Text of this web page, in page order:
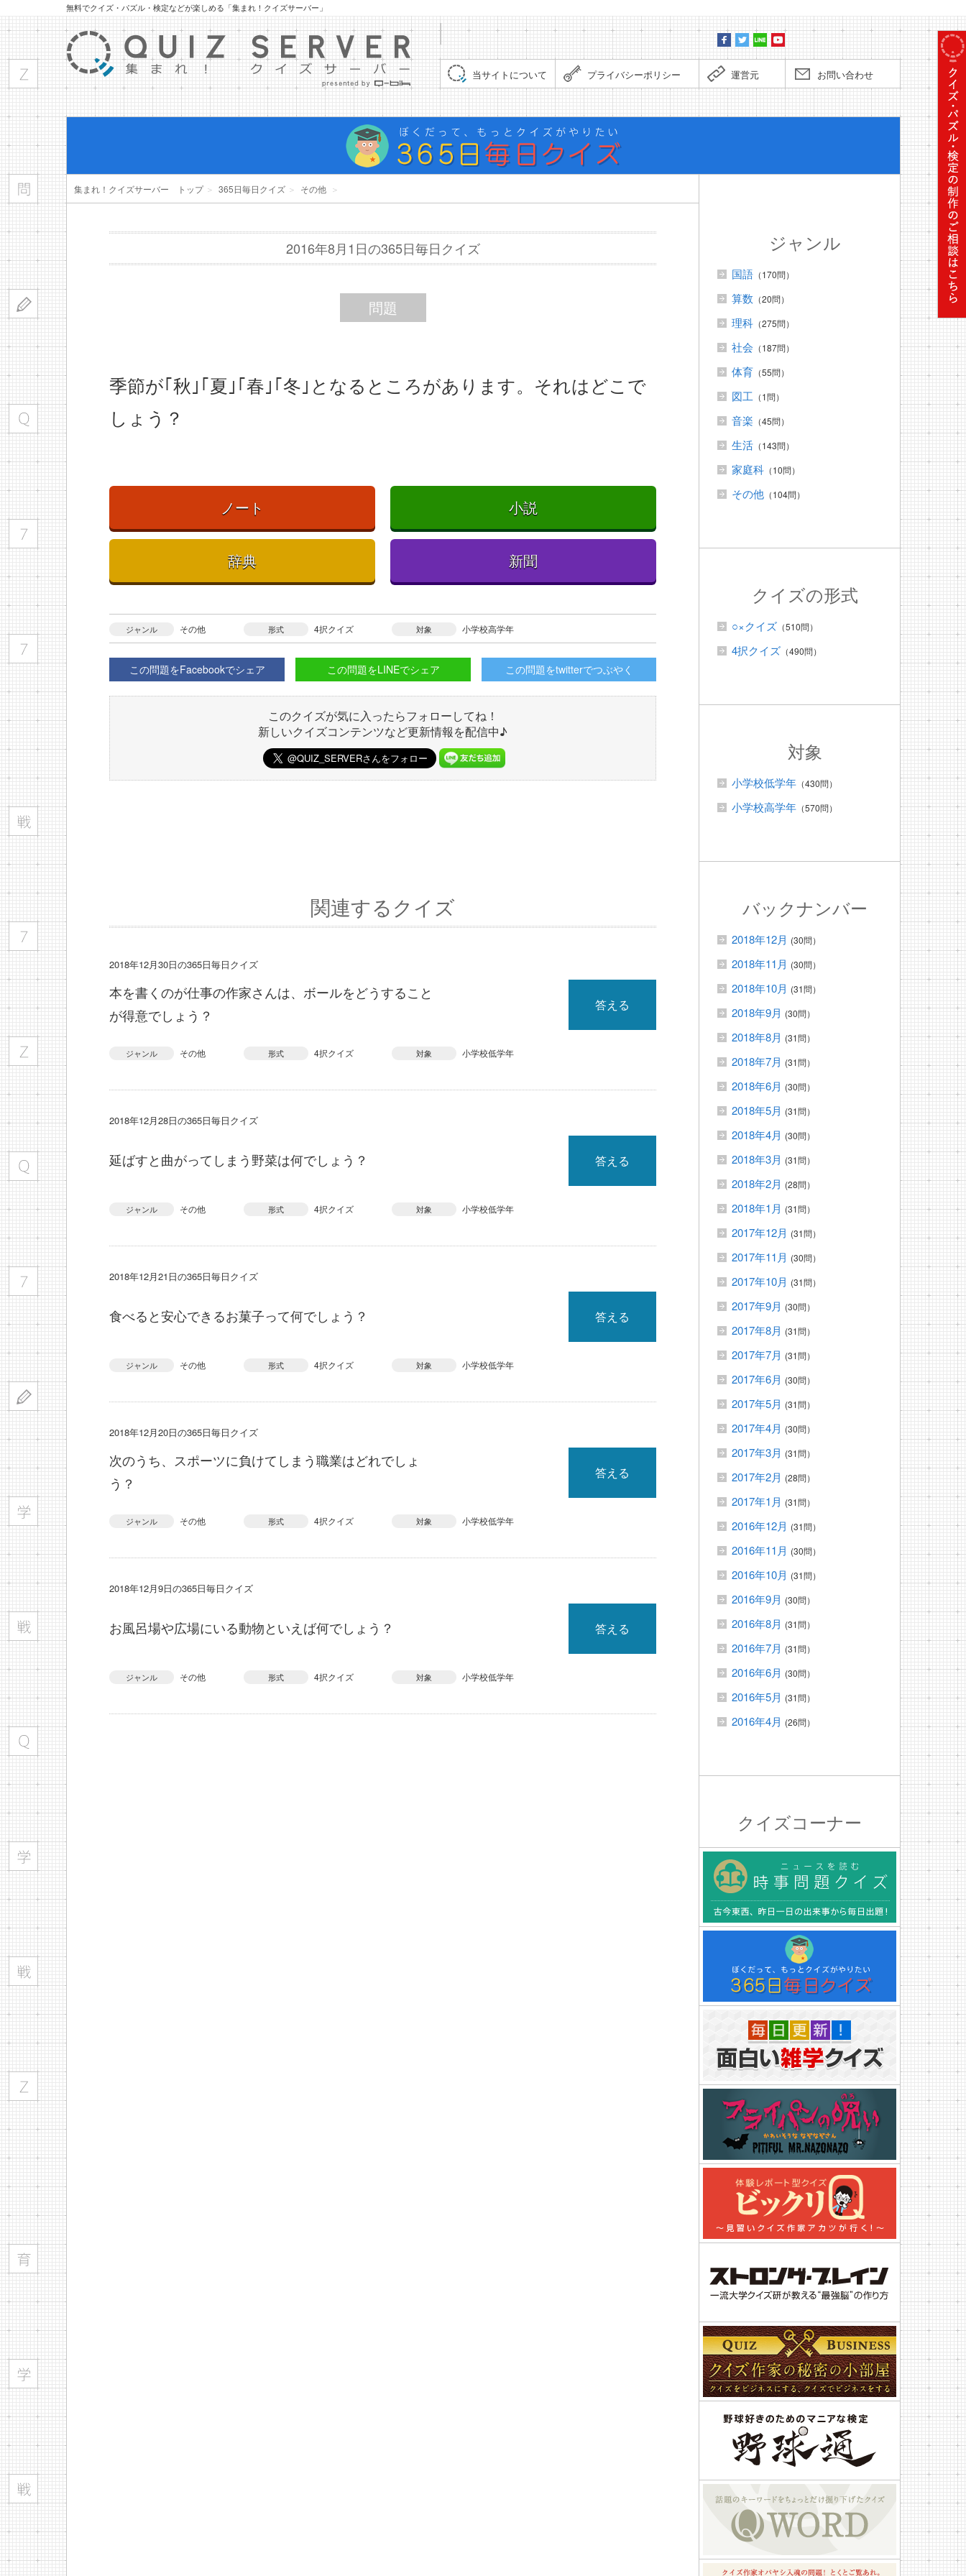
無料でクイズ・パズル・検定などが楽しめる「集まれ！クイズサーバー」
当サイトについて プライバシーポリシー 運営元 お問い合わせ
ぼくだ
集まれ！クイズサーバー トップ＞ 365日毎日クイズ ＞ その他 ＞
2016年8月1日の365日毎日クイズ
問題
季節が｢秋｣｢夏｣｢春｣｢冬｣となるところがあります。それはどこで
しょう？
ノート 小説
辞典 新聞
ジャンル その他 形式 4択クイズ 対象 小学校高学年
この問題をFacebookでシェア この問題をLINEでシェア この問題をtwitterでつぶやく
このクイズが気に入ったらフォローしてね！
新しいクイズコンテンツなど更新情報を配信中♪
関連するクイズ
2018年12月30日の365日毎日クイズ
本を書くのが仕事の作家さんは、ボールをどうすること
が得意でしょう？
答える
ジャンル その他 形式 4択クイズ 対象 小学校低学年
2018年12月28日の365日毎日クイズ
延ばすと曲がってしまう野菜は何でしょう？ 答える
ジャンル その他 形式 4択クイズ 対象 小学校低学年
2018年12月21日の365日毎日クイズ
食べると安心できるお菓子って何でしょう？ 答える
ジャンル その他 形式 4択クイズ 対象 小学校低学年
2018年12月20日の365日毎日クイズ
次のうち、スポーツに負けてしまう職業はどれでしょ
う？
答える
ジャンル その他 形式 4択クイズ 対象 小学校低学年
2018年12月9日の365日毎日クイズ
お風呂場や広場にいる動物といえば何でしょう？ 答える
ジャンル その他 形式 4択クイズ 対象 小学校低学年
ジャンル
国語 （170問）
算数 （20問）
理科 （275問）
社会 （187問）
体育 （55問）
図工 （1問）
音楽 （45問）
生活 （143問）
家庭科 （10問）
その他 （104問）
クイズの形式
○×クイズ （510問）
4択クイズ （490問）
対象
小学校低学年 （430問）
小学校高学年 （570問）
バックナンバー
2018年12月 (30問）
2018年11月 (30問）
2018年10月 (31問）
2018年9月 (30問）
2018年8月 (31問）
2018年7月 (31問）
2018年6月 (30問）
2018年5月 (31問）
2018年4月 (30問）
2018年3月 (31問）
2018年2月 (28問）
2018年1月 (31問）
2017年12月 (31問）
2017年11月 (30問）
2017年10月 (31問）
2017年9月 (30問）
2017年8月 (31問）
2017年7月 (31問）
2017年6月 (30問）
2017年5月 (31問）
2017年4月 (30問）
2017年3月 (31問）
2017年2月 (28問）
2017年1月 (31問）
2016年12月 (31問）
2016年11月 (30問）
2016年10月 (31問）
2016年9月 (30問）
2016年8月 (31問）
2016年7月 (31問）
2016年6月 (30問）
2016年5月 (31問）
2016年4月 (26問）
クイズコーナー